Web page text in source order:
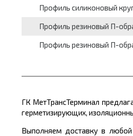
Профиль силиконовый
Профиль резиновый П-
Профиль резиновый П-
ГК МетТрансТерминал
герметизирующих,
Выполняем доставку в